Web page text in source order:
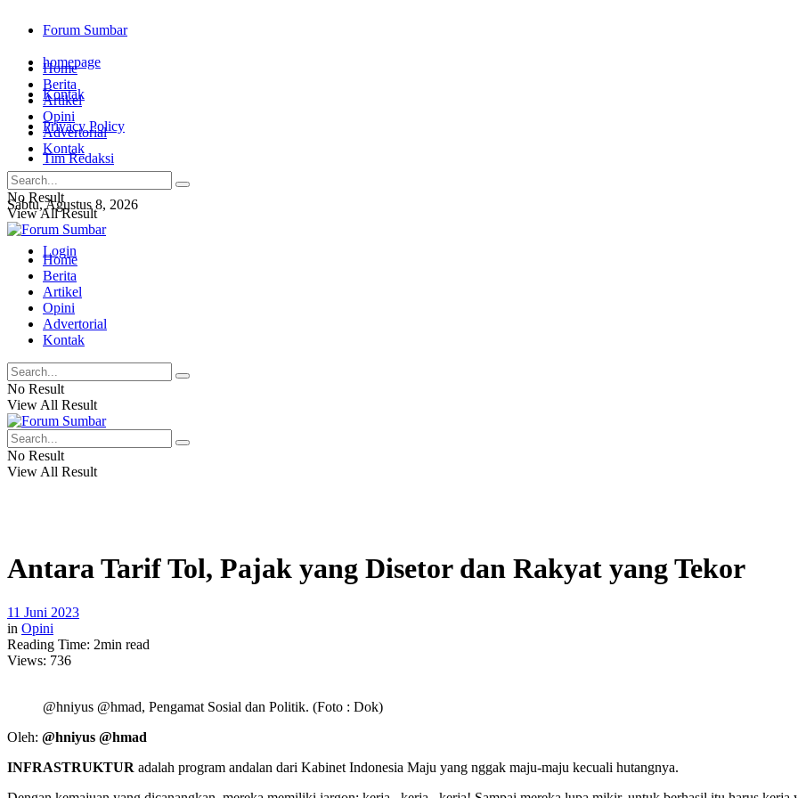
Forum Sumbar
homepage
Kontak
Privacy Policy
Tim Redaksi
Sabtu, Agustus 8, 2026
Login
Home
Berita
Artikel
Opini
Advertorial
Kontak
No Result
View All Result
Home
Berita
Artikel
Opini
Advertorial
Kontak
No Result
View All Result
No Result
View All Result
Antara Tarif Tol, Pajak yang Disetor dan Rakyat yang Tekor
11 Juni 2023
in Opini
Reading Time: 2min read
Views: 736
@hniyus @hmad, Pengamat Sosial dan Politik. (Foto : Dok)
Oleh: @hniyus @hmad
INFRASTRUKTUR adalah program andalan dari Kabinet Indonesia Maju yang nggak maju-maju kecuali hutangnya.